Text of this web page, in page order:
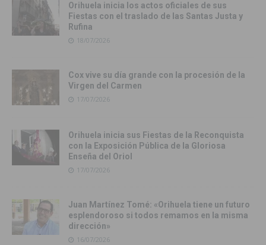
Orihuela inicia los actos oficiales de sus
Fiestas con el traslado de las Santas Justa y
Rufina
18/07/2026
Cox vive su día grande con la procesión de la
Virgen del Carmen
17/07/2026
Orihuela inicia sus Fiestas de la Reconquista
con la Exposición Pública de la Gloriosa
Enseña del Oriol
17/07/2026
Juan Martínez Tomé: «Orihuela tiene un futuro
esplendoroso si todos remamos en la misma
dirección»
16/07/2026